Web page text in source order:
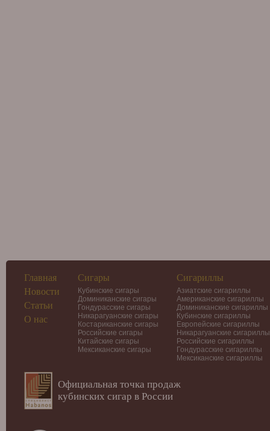
Главная
Новости
Статьи
О нас
Сигары
Кубинские сигары
Доминиканские сигары
Гондурасские сигары
Никарагуанские сигары
Костариканские сигары
Российские сигары
Китайские сигары
Мексиканские сигары
Сигариллы
Азиатские сигариллы
Американские сигариллы
Доминиканские сигариллы
Кубинские сигариллы
Европейские сигариллы
Никарагуанские сигариллы
Российские сигариллы
Гондурасские сигариллы
Мексиканские сигариллы
Официальная точка продаж
кубинских сигар в России